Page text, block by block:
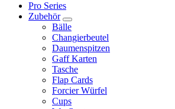
Pro Series
Zubehör
Bälle
Changierbeutel
Daumenspitzen
Gaff Karten
Tasche
Flap Cards
Forcier Würfel
Cups